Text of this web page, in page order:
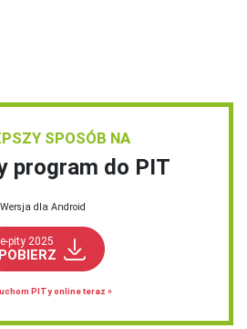
SPOSÓB NA
program do PIT
Wersja dla Android
e-pity 2025
POBIERZ
PITy online teraz »